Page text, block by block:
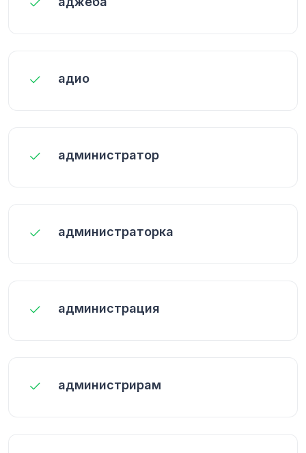
адио
администратор
администраторка
администрация
администрирам